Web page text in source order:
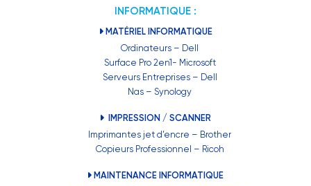
INFORMATIQUE :
MATÉRIEL INFORMATIQUE
Ordinateurs – Dell
Surface Pro 2en1- Microsoft
Serveurs Entreprises – Dell
Nas – Synology
IMPRESSION / SCANNER
Imprimantes jet d’encre – Brother
Copieurs Professionnel – Ricoh
MAINTENANCE INFORMATIQUE